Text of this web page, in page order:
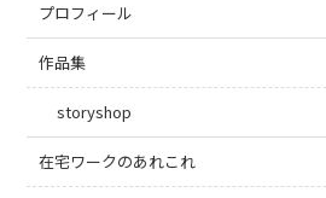
プロフィール
作品集
storyshop
在宅ワークのあれこれ